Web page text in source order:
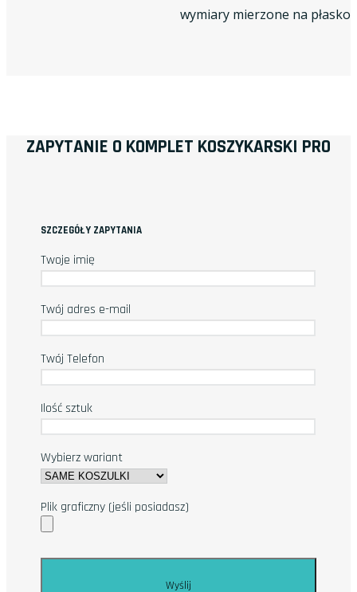
wymiary mierzone na płasko
ZAPYTANIE O KOMPLET KOSZYKARSKI PRO
SZCZEGÓŁY ZAPYTANIA
Twoje imię
Twój adres e-mail
Twój Telefon
Ilość sztuk
Wybierz wariant
Plik graficzny (jeśli posiadasz)